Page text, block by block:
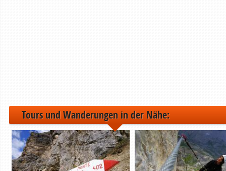
Tours und Wanderungen in der Nähe: